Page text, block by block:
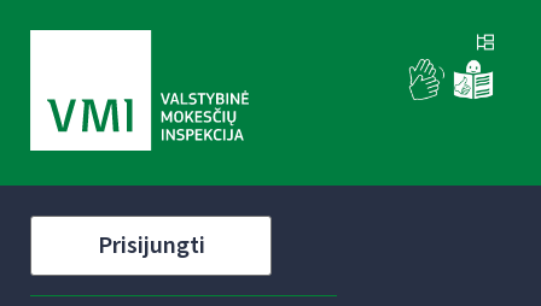
Prisijungti